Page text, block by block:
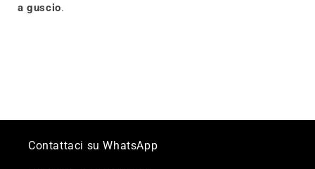
a guscio.
Contattaci su WhatsApp